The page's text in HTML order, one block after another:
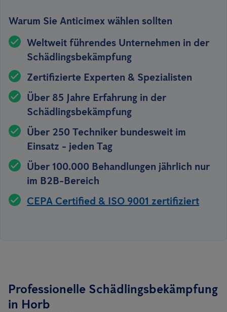
Warum Sie Anticimex wählen sollten
Weltweit führendes Unternehmen in der
Schädlingsbekämpfung
Zertifizierte Experten & Spezialisten
Über 85 Jahre Erfahrung in der
Schädlingsbekämpfung
Über 250 Techniker bundesweit im
Einsatz - jeden Tag
Über 100.000 Behandlungen jährlich nur
im B2B-Bereich
CEPA Certified & ISO 9001 zertifiziert
Professionelle Schädlingsbekämpfung
in Horb